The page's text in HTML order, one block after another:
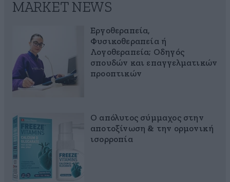
MARKET NEWS
Εργοθεραπεία,
Φυσικοθεραπεία ή
Λογοθεραπεία; Οδηγός
σπουδών και επαγγελματικών
προοπτικών
Ο απόλυτος σύμμαχος στην
αποτοξίνωση & την ορμονική
ισορροπία